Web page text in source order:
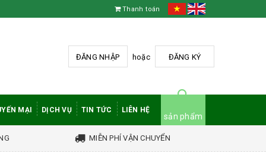
Thanh toán
ĐĂNG NHẬP hoặc ĐĂNG KÝ
MẠI DỊCH VỤ TIN TỨC LIÊN HỆ
sản phẩm
MIỄN PHÍ VẬN CHUYỂN